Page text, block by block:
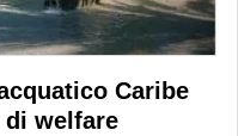
Caribe
di welfare